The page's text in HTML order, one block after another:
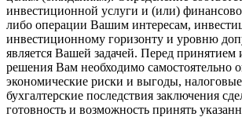
инвестиционной услуги и (или)
либо операции Вашим интересам,
инвестиционному горизонту и уровню
является Вашей задачей. Перед принятием
решения Вам необходимо самостоятельно
экономические риски и выгоды,
бухгалтерские последствия заключения
готовность и возможность принять